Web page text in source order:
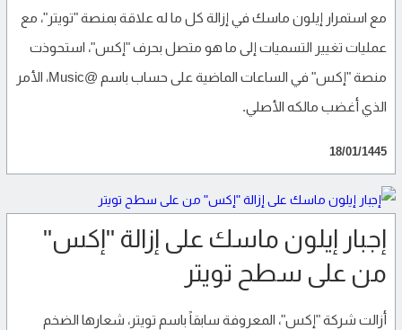
مع استمرار إيلون ماسك في إزالة كل ما له علاقة بمنصة "تويتر"، مع
عمليات تغيير التسميات إلى ما هو متصل بحرف "إكس"، استحوذت
منصة "إكس" في الساعات الماضية على حساب باسم @Music، الأمر
الذي أغضب مالكه الأصلي.
18/01/1445
إجبار إيلون ماسك على إزالة "إكس"
من على سطح تويتر
أزالت شركة "إكس"، المعروفة سابقاً باسم تويتر، شعارها الضخم